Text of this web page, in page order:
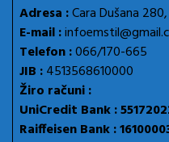
Adresa :Cara Dušana
E-mail :
Telefon :066/170-665
JIB :4513568610000
Žiro računi :
UniCredit Bank :
Raiffeisen Bank :